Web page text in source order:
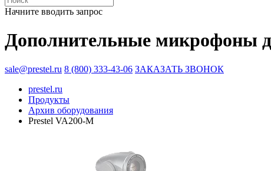
Начните вводить запрос
Дополнительные микрофоны
sale@prestel.ru 8 (800) 333-43-06 ЗАКАЗАТЬ ЗВОНОК
prestel.ru
Продукты
Архив оборудования
Prestel VA200-M